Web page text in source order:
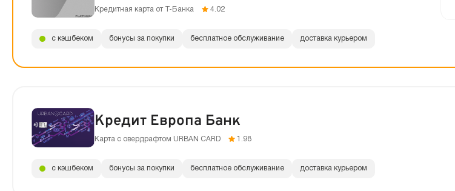
Кредитная карта от Т-Банка 4.02
с кэшбеком бонусы за покупки бесплатное обслуживание доставка курьером
Кредит Европа Банк
Карта с овердрафтом URBAN CARD 1.98
с кэшбеком бонусы за покупки бесплатное обслуживание доставка курьером